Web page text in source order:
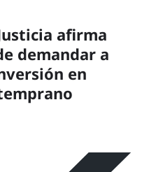
afirma
demandar a
en